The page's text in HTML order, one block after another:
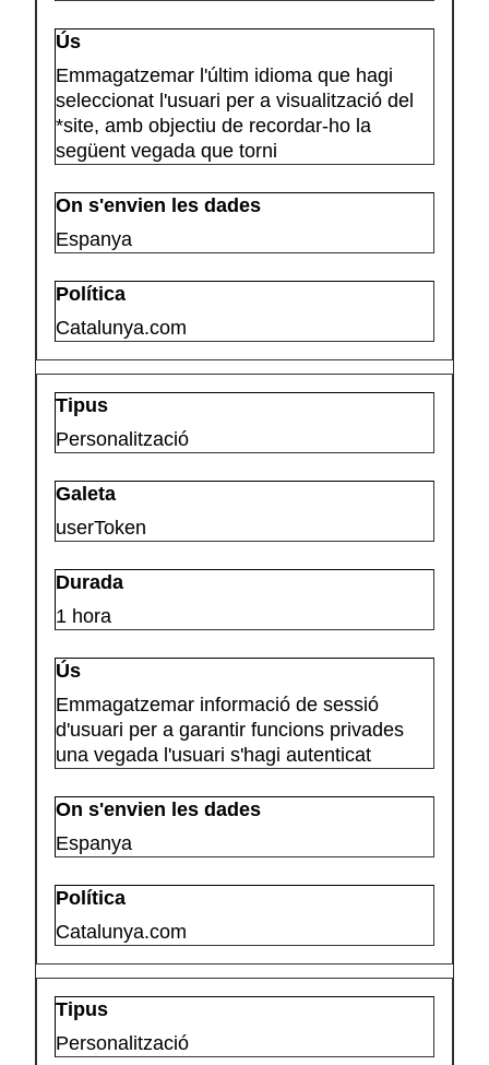
Emmagatzemar l'últim idioma que hagi
seleccionat l'usuari per a visualització del
*site, amb objectiu de recordar-ho la
següent vegada que torni
Espanya
Catalunya.com
Personalització
userToken
1 hora
Emmagatzemar informació de sessió
d'usuari per a garantir funcions privades
una vegada l'usuari s'hagi autenticat
Espanya
Catalunya.com
Personalització